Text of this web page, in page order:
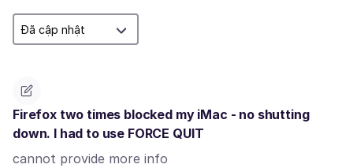
Firefox two times blocked my iMac - no shutting
down. I had to use FORCE QUIT
cannot provide more info